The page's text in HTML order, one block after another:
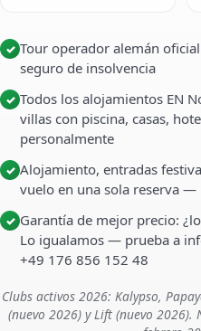
✓ Tour operador alemán
seguro de insolvencia
✓ Todos los alojamientos EN
villas con piscina, casas,
personalmente
✓ Alojamiento, entradas
vuelo en una sola reserva —
✓ Garantía de mejor precio:
Lo igualamos — prueba a
+49 176 856 152 48
Clubs activos 2026: Kalypso,
(nuevo 2026) y Lift (nuevo 2026).